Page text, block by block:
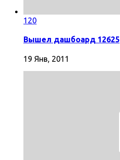
120
Вышел дашбоард 12625
19 Янв, 2011